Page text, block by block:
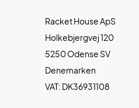
Racket House ApS
Holkebjergvej 120
5250 Odense SV
Denemarken
VAT: DK36931108